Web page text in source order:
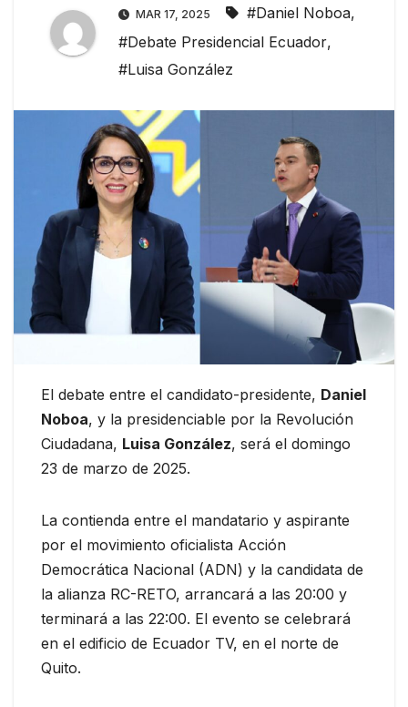
MAR 17, 2025 #Daniel Noboa,
#Debate Presidencial Ecuador,
#Luisa González
El debate entre el candidato-presidente, Daniel
Noboa, y la presidenciable por la Revolución
Ciudadana, Luisa González, será el domingo
23 de marzo de 2025.
La contienda entre el mandatario y aspirante
por el movimiento oficialista Acción
Democrática Nacional (ADN) y la candidata de
la alianza RC-RETO, arrancará a las 20:00 y
terminará a las 22:00. El evento se celebrará
en el edificio de Ecuador TV, en el norte de
Quito.